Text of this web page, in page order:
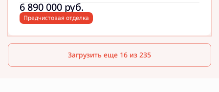
6 890 000 руб.
Предчистовая отделка
Загрузить еще 16 из 235